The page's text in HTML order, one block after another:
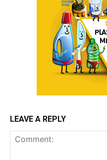
LEAVE A REPLY